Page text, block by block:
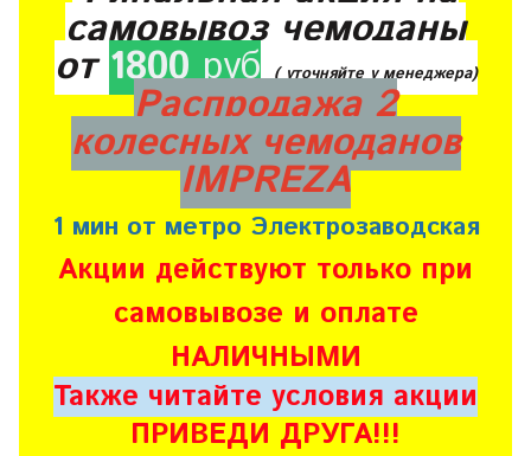
самовывоз чемоданы
от1800руб ( уточняйте у менеджера)
Распродажа 2
колесных чемоданов
IMPREZA
1 мин от метро Электрозаводская
Акции действуют только при
самовывозе и оплате
НАЛИЧНЫМИ
Также читайте условия акции
ПРИВЕДИ ДРУГА!!!